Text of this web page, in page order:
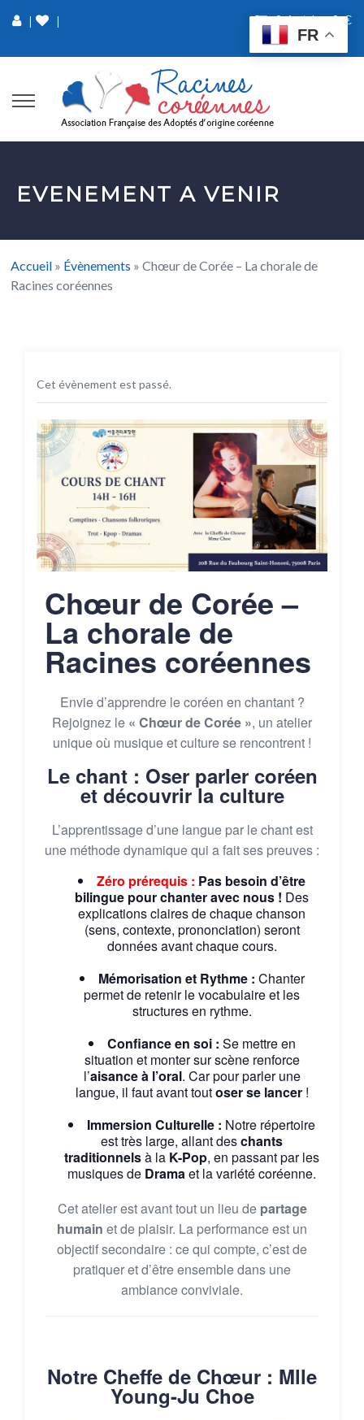
| 0 Article 0 €
|
EVENEMENT A VENIR
Accueil » Évènements »Chœur de Corée – La chorale de
Racines coréennes
Cet évènement est passé.
Chœur de Corée –
La chorale de
Racines coréennes
Envie d’apprendre le coréen en chantant ?
Rejoignez le « Chœur de Corée », un atelier
unique où musique et culture se rencontrent !
Le chant : Oser parler coréen
et découvrir la culture
L’apprentissage d’une langue par le chant est
une méthode dynamique qui a fait ses preuves :
Zéro prérequis : Pas besoin d’être
bilingue pour chanter avec nous ! Des
explications claires de chaque chanson
(sens, contexte, prononciation) seront
données avant chaque cours.
Mémorisation et Rythme : Chanter
permet de retenir le vocabulaire et les
structures en rythme.
Confiance en soi : Se mettre en
situation et monter sur scène renforce
l’aisance à l’oral. Car pour parler une
langue, il faut avant toutoser se lancer!
Immersion Culturelle : Notre répertoire
est très large, allant deschants
traditionnelsà la K-Pop, en passant par les
musiques de Dramaet la variété coréenne.
Cet atelier est avant tout un lieu de partage
humain et de plaisir. La performance est un
objectif secondaire : ce qui compte, c’est de
pratiquer et d’être ensemble dans une
ambiance conviviale.
Notre Cheffe de Chœur : Mlle
Young-Ju Choe
FR